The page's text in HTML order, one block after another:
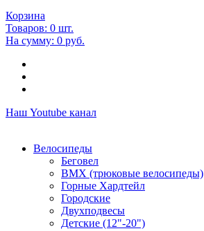
Корзина
Товаров: 0 шт.
На сумму: 0 руб.
Наш Youtube канал
Велосипеды
Беговел
ВМХ (трюковые велосипеды)
Горные Хардтейл
Городские
Двухподвесы
Детские (12"-20")